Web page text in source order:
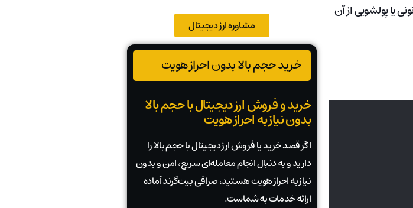
یا پولشویی از آن
مشاوره ارز دیجیتال
خرید حجم بالا بدون احراز هویت
خرید و فروش ارز دیجیتال با حجم بالا
بدون نیاز به احراز هویت
اگر قصد خرید یا فروش ارز دیجیتال با حجم بالا را
دارید و به دنبال انجام معامله‌ای سریع، امن و بدون
نیاز به احراز هویت هستید، صرافی بیت‌گرند آماده
ارائه خدمات به شماست.